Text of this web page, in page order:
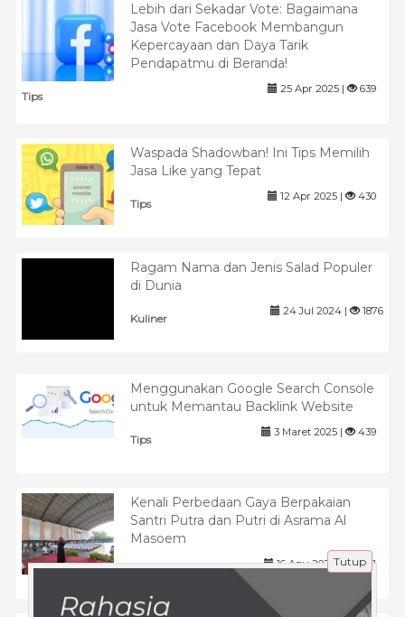
Lebih dari Sekadar Vote: Bagaimana
Jasa Vote Facebook Membangun
Kepercayaan dan Daya Tarik
Pendapatmu di Beranda!
Tips
25 Apr 2025 | 639
Waspada Shadowban! Ini Tips Memilih
Jasa Like yang Tepat
Tips
12 Apr 2025 | 430
Ragam Nama dan Jenis Salad Populer
di Dunia
Kuliner
24 Jul 2024 | 1876
Menggunakan Google Search Console
untuk Memantau Backlink Website
Tips
3 Maret 2025 | 439
Kenali Perbedaan Gaya Berpakaian
Santri Putra dan Putri di Asrama Al
Masoem
Pendidikan
16 Agu 2024 | 1091
Tutup